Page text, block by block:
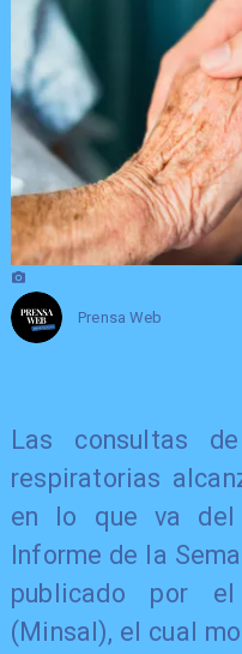
Prensa Web
Las consultas
respiratorias
en lo que va
Informe de la
publicado por
(Minsal), el cual